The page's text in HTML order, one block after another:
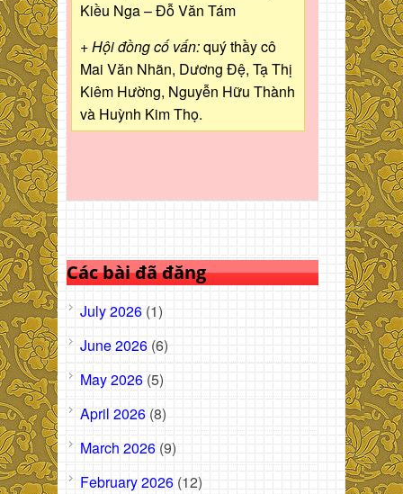
Kiều Nga – Đỗ Văn Tám
+ Hội đồng cố vấn:quý thầy cô
Mai Văn Nhãn, Dương Đệ, Tạ Thị
Kiêm Hường, Nguyễn Hữu Thành
và Huỳnh Kim Thọ.
Các bài đã đăng
July 2026 (1)
June 2026 (6)
May 2026 (5)
April 2026 (8)
March 2026 (9)
February 2026 (12)